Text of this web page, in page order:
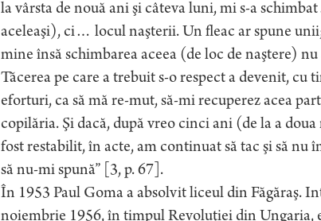
la vârsta de nouă ani şi câteva luni, mi s-a
aceleaşi), ci… locul naşterii. Un fleac ar spune
mine însă schimbarea aceea (de loc de naştere)
Tăcerea pe care a trebuit s-o respect a devenit, cu
eforturi, ca să mă re-mut, să-mi recuperez acea
copilăria. Şi dacă, după vreo cinci ani (de la a
fost restabilit, în acte, am continuat să tac şi să
să nu-mi spună” [3, p. 67].
În 1953 Paul Goma a absolvit liceul din Făgăraş.
noiembrie 1956, în timpul Revoluţiei din Ungaria,